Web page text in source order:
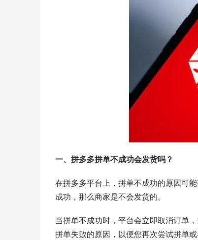
一、拼多多拼单不成功会发货吗？
在拼多多平台上，拼单不成功的原因可
成功，那么商家是不会发货的。
当拼单不成功时，平台会立即取消订单
拼单失败的原因，以便您再次尝试拼单或